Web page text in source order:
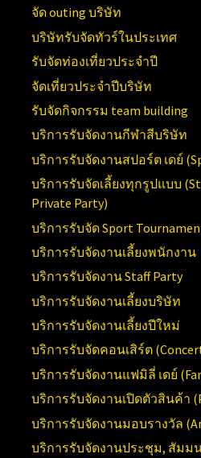
จัด outing บริษัท
บริษัทรับจัดทัวร์ในประเทศ
รับจัดท่องเที่ยวประจำปี
จัดเที่ยวประจำปีบริษัท
รับจัดกิจกรรม team building
บริการรับจัดงานกีฬาสีบริษัท
บริการรับจัดงานสปอร์ต เดย์ (
บริการรับจัดเลี้ยงทุกรูปแบบ (
Private Party)
บริการรับจัดSport
บริการรับจัดงานเลี้ยงพนักงาน
บริการรับจัดงานStaff Party
บริการรับจัดงานเลี้ยงบริษัท
บริการรับจัดงานเลี้ยงปีใหม่
บริการรับจัดคอนเสิร์ต (
บริการรับจัดงานแฟมิลี่ เดย์ (
บริการรับจัดงานเปิดตัวสินค้า (
บริการรับจัดงานมอบรางวัล
บริการรับจัดงานประชุม, สัมม